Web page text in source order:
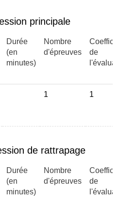
principale
Durée
(en
minutes)
Nombre
d'épreuves
de
1 1
de rattrapage
Durée
(en
minutes)
Nombre
d'épreuves
de